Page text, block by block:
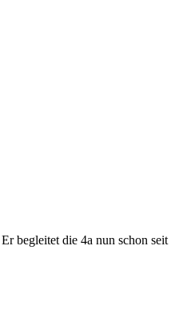
begleitet die 4a nun schon seit